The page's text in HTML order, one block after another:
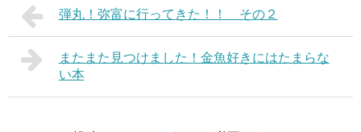
弾丸！弥富に行ってきた！！ その２
またまた見つけました！金魚好きにはたまらな
い本